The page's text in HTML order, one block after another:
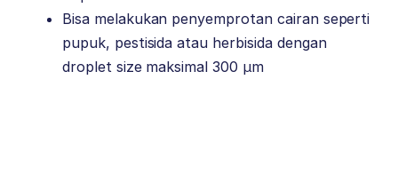
Bisa melakukan penyemprotan cairan seperti
pupuk, pestisida atau herbisida dengan
droplet size maksimal 300 μm